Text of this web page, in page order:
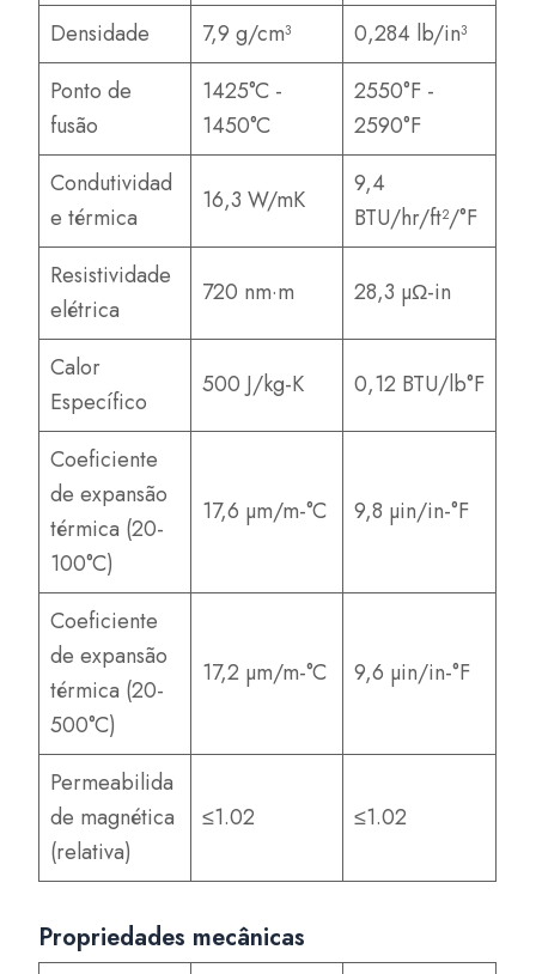
Densidade 7,9 g/cm³
0,284 lb/in³
Ponto de
fusão
1425°C -
1450°C
2550°F -
2590°F
Condutividad
e térmica
16,3 W/mK
9,4
BTU/hr/ft²/°F
Resistividade
elétrica
720 nm·m 28,3 µΩ-in
Calor
Específico
500 J/kg-K 0,12 BTU/lb°F
Coeficiente
de expansão
térmica (20-
100°C)
17,6 µm/m-°C 9,8 µin/in-°F
Coeficiente
de expansão
térmica (20-
500°C)
17,2 µm/m-°C 9,6 µin/in-°F
Permeabilida
de magnética
(relativa)
≤1.02 ≤1.02
Propriedades mecânicas